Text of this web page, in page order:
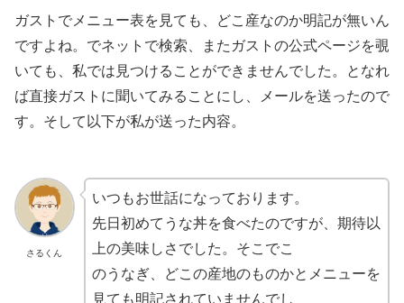
ガストでメニュー表を見ても、どこ産なのか明記が無いん
ですよね。でネットで検索、またガストの公式ページを覗
いても、私では見つけることができませんでした。となれ
ば直接ガストに聞いてみることにし、メールを送ったので
す。そして以下が私が送った内容。
さるくん
いつもお世話になっております。
先日初めてうな丼を食べたのですが、期待以
上の美味しさでした。そこでこ
のうなぎ、どこの産地のものかとメニューを
見ても明記されていませんでし